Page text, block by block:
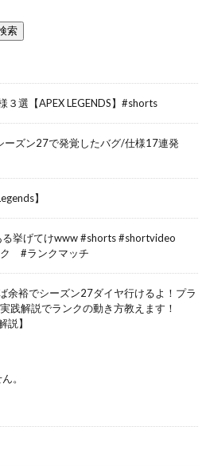
索
３選【APEX LEGENDS】#shorts
ーズン27で発覚したバグ/仕様17連発
】
る挙げてけwww #shorts #shortvideo
#ランクマッチ
余裕でシーズン27ダイヤ行けるよ！プラ
践解説でランクの動き方教えます！
説】
。